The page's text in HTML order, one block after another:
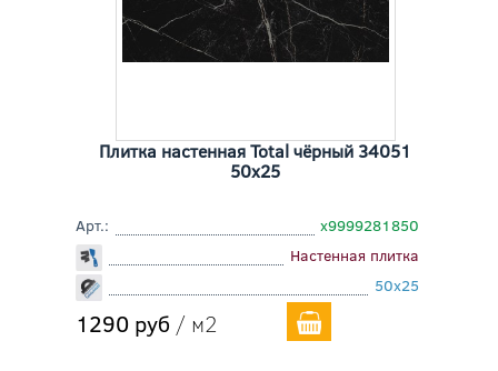
Плитка настенная Total чёрный 34051
50x25
Арт.:
х9999281850
Настенная плитка
50x25
1290 руб / м2